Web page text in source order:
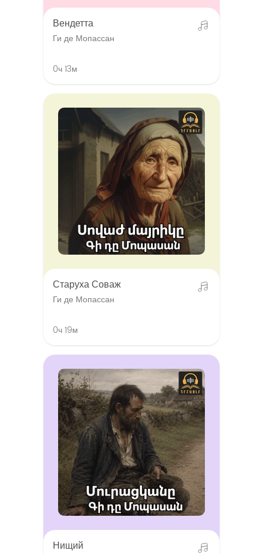
Вендетта
Ги де Мопассан
0ч 13м
Старуха Соваж
Ги де Мопассан
0ч 19м
Нищий